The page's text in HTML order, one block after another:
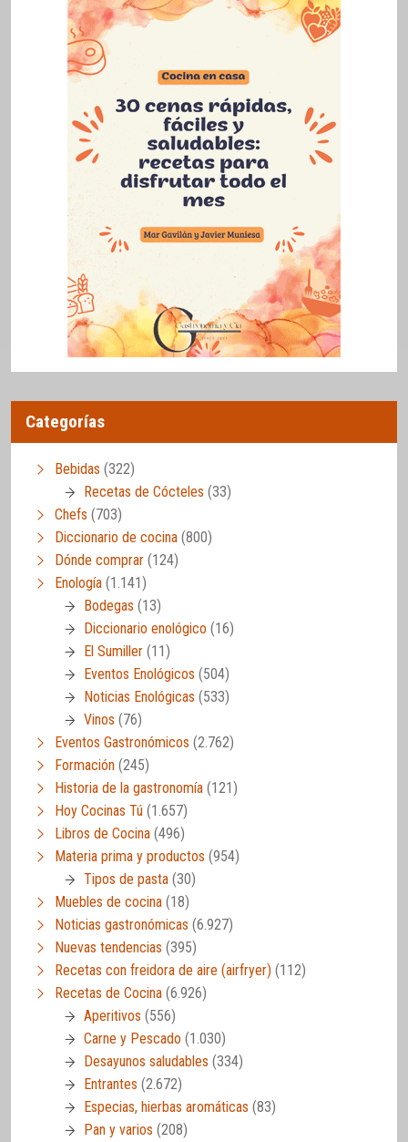
Categorías
Bebidas (322)
Recetas de Cócteles (33)
Chefs (703)
Diccionario de cocina (800)
Dónde comprar (124)
Enología (1.141)
Bodegas (13)
Diccionario enológico (16)
El Sumiller (11)
Eventos Enológicos (504)
Noticias Enológicas (533)
Vinos (76)
Eventos Gastronómicos (2.762)
Formación (245)
Historia de la gastronomía (121)
Hoy Cocinas Tú (1.657)
Libros de Cocina (496)
Materia prima y productos (954)
Tipos de pasta (30)
Muebles de cocina (18)
Noticias gastronómicas (6.927)
Nuevas tendencias (395)
Recetas con freidora de aire (airfryer) (112)
Recetas de Cocina (6.926)
Aperitivos (556)
Carne y Pescado (1.030)
Desayunos saludables (334)
Entrantes (2.672)
Especias, hierbas aromáticas (83)
Pan y varios (208)